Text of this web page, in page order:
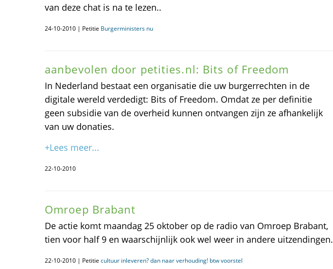
van deze chat is na te lezen..
24-10-2010 | Petitie Burgerministers nu
aanbevolen door petities.nl: Bits of Freedom
In Nederland bestaat een organisatie die uw burgerrechten in de
digitale wereld verdedigt: Bits of Freedom. Omdat ze per definitie
geen subsidie van de overheid kunnen ontvangen zijn ze afhankelijk
van uw donaties.
+Lees meer...
22-10-2010
Omroep Brabant
De actie komt maandag 25 oktober op de radio van Omroep Brabant,
tien voor half 9 en waarschijnlijk ook wel weer in andere uitzendingen.
22-10-2010 | Petitie cultuur inleveren? dan naar verhouding! btw voorstel